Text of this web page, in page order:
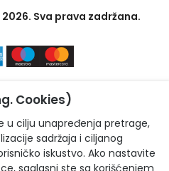
Sva prava zadržana.
Cookies)
u cilju unapređenja pretrage,
sadržaja i ciljanog
iskustvo. Ako nastavite
saglasni ste sa korišćenjem